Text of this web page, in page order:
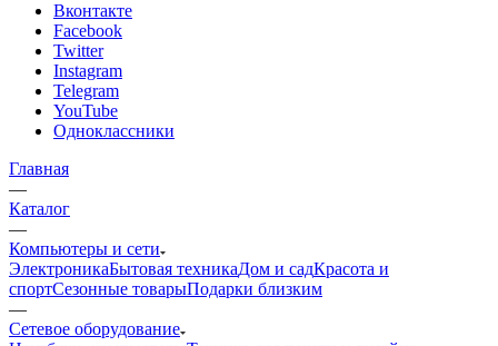
Вконтакте
Facebook
Twitter
Instagram
Telegram
YouTube
Одноклассники
Главная
—
Каталог
—
Компьютеры и сети
ЭлектроникаБытовая техникаДом и садКрасота и
спортСезонные товарыПодарки близким
—
Сетевое оборудование